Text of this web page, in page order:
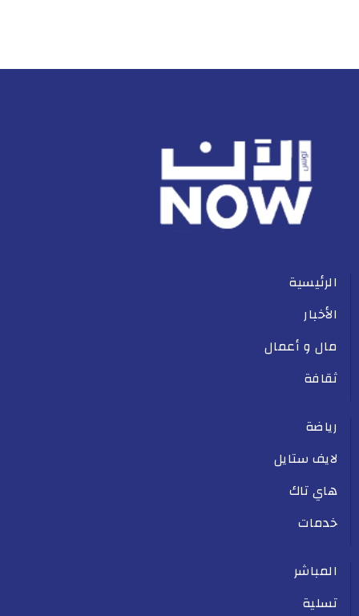
الرئيسية
الأخبار
مال و أعمال
ثقافة
رياضة
لايف ستايل
هاي تاك
خدمات
المباشر
تسلية